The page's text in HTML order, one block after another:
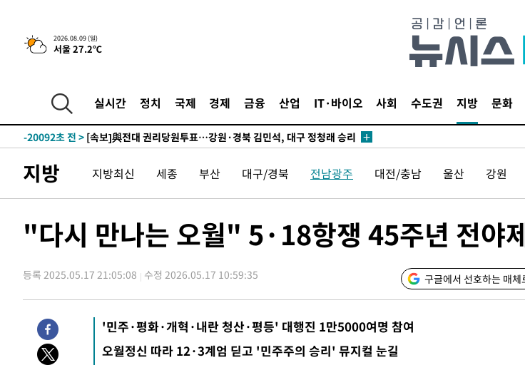
2026.08.09 (일)
서울 27.2℃
실시간 정치 국제 경제 금융 산업 IT·바이오 사회 수도권 지방 문화
-24942초 전 >태풍 돌핀, 중 저장성 타이저우시 해안에 상륙 (1보)
-22288초 전 > AT마드리드 데뷔 앞둔 이강인, 맨시티전 선발 대신 '벤치 시작'
44.40%
-20252초 전 >
與 강원·TK 당원투표 합산 김민석 46.01%로 승리…정청래
44.53%
-20092초 전 >
-19899초 전 > [속보]與 당대표 경선, 경북 권리당원 투표 김민석 47.37%·정청래
46.35%
-19598초 전 >
[속보]與 당대표 경선, 강원 권리당원 투표 김민석 승리…50.30%
-17516초 전 >"일본축구협회, 대한축구협회 성 접대 의혹 심판 조사"
정상
-5523초 전 >"얼마나 더웠으면"…안동 물길공원서 헤엄친 구렁이 '소동'
-4722초 전 >'2경기 연속 침묵' 손흥민, 톨루카전 68분만 뛰고 슈팅 0개
-3474초 전 >이강인, 오늘 서울서 AT마드리드 입단식…'전례 없는 특급대우'
2시간 전 >
'여긴 20도, 저긴 50도'…열화상 카메라로 본 폭염 저감시설 '온도차'
2시간 전 >
콜롬비아 신임 우파 대통령 취임 하루만에 차량폭탄 폭발 사건
-31804초 전 >
'AT마드리드 7번' 이강인, 맨시티 상대로 비공식 데뷔전
지방 지방최신 세종 부산 대구/경북 전남광주 대전/충남 울산 강원
"다시 만나는 오월" 5·18항쟁 45주년 전야
등록 2025.05.17 21:05:08 수정 2026.05.17 10:59:35 구글에서 선호하는 매체
'민주·평화·개혁·내란 청산·평등' 대행진 1만5000여명 참여
오월정신 따라 12·3계엄 딛고 '민주주의 승리' 뮤지컬 눈길